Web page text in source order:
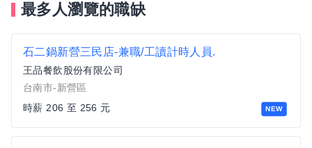
最多人瀏覽的職缺
NEW
石二鍋新營三民店-兼職/工讀計時人員.
王品餐飲股份有限公司
台南市-新營區
時薪 206 至 256 元